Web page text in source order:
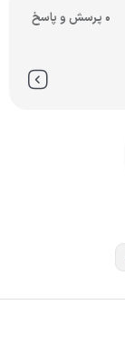
0 پرسش و پاسخ